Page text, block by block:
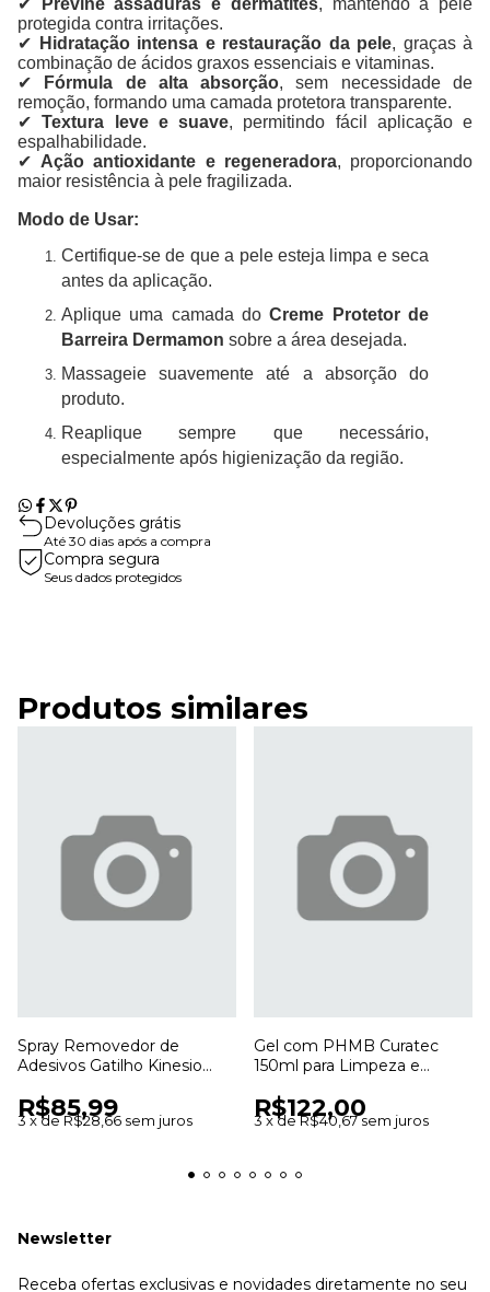
✔
Previne assaduras e dermatites, mantendo a pele
protegida contra irritações.
✔
Hidratação intensa e restauração da pele, graças à
combinação de ácidos graxos essenciais e vitaminas.
✔
Fórmula de alta absorção, sem necessidade de
remoção, formando uma camada protetora transparente.
✔Textura leve e suave, permitindo fácil aplicação e
espalhabilidade.
✔ Ação antioxidante e regeneradora, proporcionando
maior resistência à pele fragilizada.
Modo de Usar:
Certifique-se de que a pele esteja limpa e seca
antes da aplicação.
Aplique uma camada doCreme Protetor de
Barreira Dermamon sobre a área desejada.
Massageie suavemente até a absorção do
produto.
Reaplique sempre que necessário,
especialmente após higienização da região.
Devoluções grátis
Até 30 dias após a compra
Compra segura
Seus dados protegidos
Produtos similares
Spray Removedor de
Adesivos Gatilho Kinesio
Bandagens
R$85,99
3 xdeR$28,66 sem juros
Gel com PHMB Curatec
150ml para Limpeza e
R$122,00
3 xdeR$40,67sem juros
Newsletter
Receba ofertas exclusivas e novidades diretamente no seu